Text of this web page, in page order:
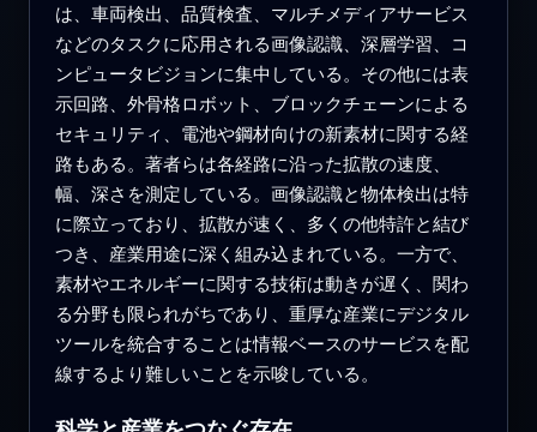
は、車両検出、品質検査、マルチメディアサービス
などのタスクに応用される画像認識、深層学習、コ
ンピュータビジョンに集中している。その他には表
示回路、外骨格ロボット、ブロックチェーンによる
セキュリティ、電池や鋼材向けの新素材に関する経
路もある。著者らは各経路に沿った拡散の速度、
幅、深さを測定している。画像認識と物体検出は特
に際立っており、拡散が速く、多くの他特許と結び
つき、産業用途に深く組み込まれている。一方で、
素材やエネルギーに関する技術は動きが遅く、関わ
る分野も限られがちであり、重厚な産業にデジタル
ツールを統合することは情報ベースのサービスを配
線するより難しいことを示唆している。